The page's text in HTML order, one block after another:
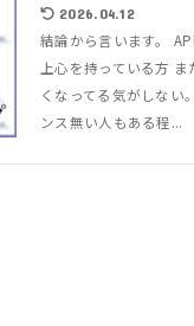
2026.04.12
結論から言います。
上心を持っている方
くなってる気がしない
ンス無い人もある程...